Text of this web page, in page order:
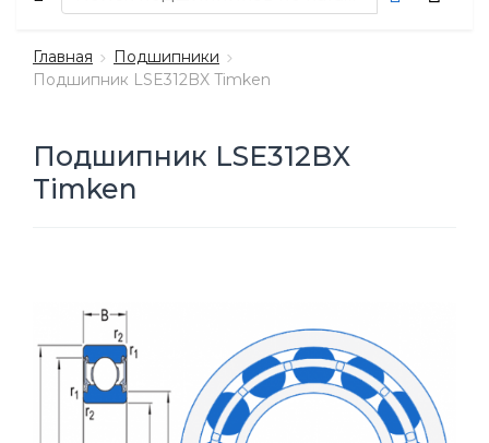
Главная
Подшипники
Подшипник LSE312BX Timken
Подшипник LSE312BX
Timken